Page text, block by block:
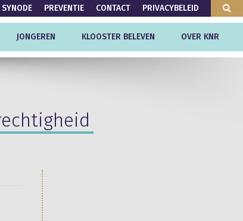
SYNODE PREVENTIE CONTACT PRIVACYBELEID
JONGEREN KLOOSTER BELEVEN OVER KNR